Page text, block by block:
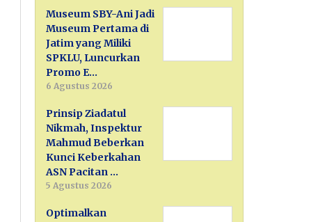
Museum SBY-Ani Jadi
Museum Pertama di
Jatim yang Miliki
SPKLU, Luncurkan
Promo E…
6 Agustus 2026
Prinsip Ziadatul
Nikmah, Inspektur
Mahmud Beberkan
Kunci Keberkahan
ASN Pacitan …
5 Agustus 2026
Optimalkan